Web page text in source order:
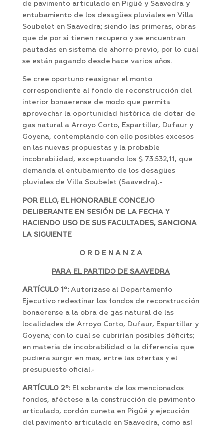
de pavimento articulado en Pigüé y Saavedra y
entubamiento de los desagües pluviales en Villa
Soubelet en Saavedra; siendo las primeras, obras
que de por si tienen recupero y se encuentran
pautadas en sistema de ahorro previo, por lo cual
se están pagando desde hace varios años.
Se cree oportuno reasignar el monto
correspondiente al fondo de reconstrucción del
interior bonaerense de modo que permita
aprovechar la oportunidad histórica de dotar de
gas natural a Arroyo Corto, Espartillar, Dufaur y
Goyena, contemplando con ello posibles excesos
en las nuevas propuestas y la probable
incobrabilidad, exceptuando los $ 73.532,11, que
demanda el entubamiento de los desagües
pluviales de Villa Soubelet (Saavedra).-
POR ELLO, EL HONORABLE CONCEJO
DELIBERANTE EN SESIÓN DE LA FECHA Y
HACIENDO USO DE SUS FACULTADES, SANCIONA
LA SIGUIENTE
O R D E N A N Z A
PARA EL PARTIDO DE SAAVEDRA
ARTÍCULO 1º: Autorizase al Departamento
Ejecutivo redestinar los fondos de reconstrucción
bonaerense a la obra de gas natural de las
localidades de Arroyo Corto, Dufaur, Espartillar y
Goyena; con lo cual se cubrirían posibles déficits;
en materia de incobrabilidad o la diferencia que
pudiera surgir en más, entre las ofertas y el
presupuesto oficial.-
ARTÍCULO 2º: El sobrante de los mencionados
fondos, aféctese a la construcción de pavimento
articulado, cordón cuneta en Pigüé y ejecución
del pavimento articulado en Saavedra, como así